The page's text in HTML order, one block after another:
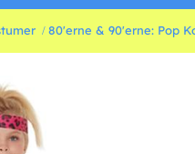
80'erne & 90'erne: Pop